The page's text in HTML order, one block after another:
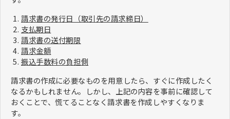
請求書の発行日（取引先の請求締日）
支払期日
請求書の送付期限
請求金額
振込手数料の負担側
請求書の作成に必要なものを用意したら、すぐに作成したく
なるかもしれません。しかし、上記の内容を事前に確認して
おくことで、慌てることなく請求書を作成しやすくなりま
す。